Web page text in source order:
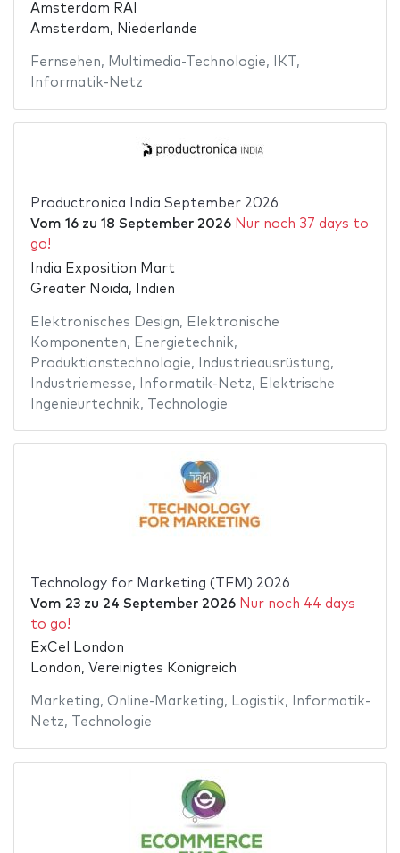
Amsterdam RAI
Amsterdam, Niederlande
Fernsehen, Multimedia-Technologie, IKT ,
Informatik-Netz
Productronica India September 2026
Vom 16zu 18 September 2026 Nur noch 37 days to
go!
India Exposition Mart
Greater Noida, Indien
Elektronisches Design, Elektronische
Komponenten, Energietechnik,
Produktionstechnologie, Industrieausrüstung,
Industriemesse, Informatik-Netz, Elektrische
Ingenieurtechnik, Technologie
Technology for Marketing (TFM) 2026
Vom 23zu 24 September 2026 Nur noch 44 days
to go!
ExCel London
London, Vereinigtes Königreich
Marketing, Online-Marketing, Logistik,
Informatik-
Netz, Technologie